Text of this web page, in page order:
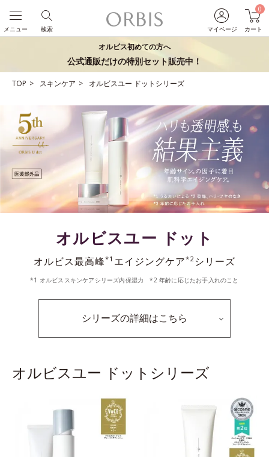
マイページ
0
カート
検索
メニュー
オルビス初めての方へ
公式通販だけの特別セット販売中！
TOP スキンケア オルビスユー ドットシリーズ
オルビスユー ドット
オルビス最高峰*1 エイジングケア*2 シリーズ
*1 オルビススキンケアシリーズ内保湿力 *2 年齢に応じたお手入れのこと
シリーズの詳細はこちら
オルビスユー ドットシリーズ